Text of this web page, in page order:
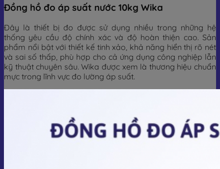
Đồng hồ đo áp suất nước 10kg Wika
Đây là thiết bị đo được sử dụng nhiều trong những hệ
thống yêu cầu độ chính xác và độ hoàn thiện cao. Sản
phẩm nổi bật với thiết kế tinh xảo, khả năng hiển thị rõ nét
và sai số thấp, phù hợp cho cả ứng dụng công nghiệp lẫn
kỹ thuật chuyên sâu. Wika được xem là thương hiệu chuẩn
mực trong lĩnh vực đo lường áp suất.